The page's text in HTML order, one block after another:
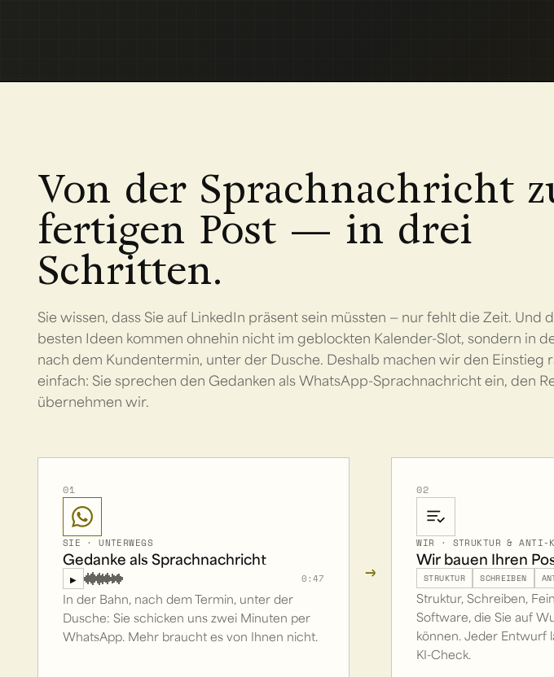
Von der Sprachnachricht
fertigen Post — in drei
Schritten.
Sie wissen, dass Sie auf LinkedIn präsent sein müssten — nur fehlt die Zeit. Und
besten Ideen kommen ohnehin nicht im geblockten Kalender-Slot, sondern in
nach dem Kundentermin, unter der Dusche. Deshalb machen wir den Einstieg
einfach: Sie sprechen den Gedanken als WhatsApp-Sprachnachricht ein, den
übernehmen wir.
01
SIE · UNTERWEGS
Gedanke als Sprachnachricht
▶ 0:47
In der Bahn, nach dem Termin, unter der
Dusche: Sie schicken uns zwei Minuten per
WhatsApp. Mehr braucht es von Ihnen nicht.
→
02
WIR · STRUKTUR & ANTI-
Wir bauen Ihren
STRUKTUR SCHREIBEN
Struktur, Schreiben,
Software, die Sie auf
können. Jeder Entwurf
KI-Check.